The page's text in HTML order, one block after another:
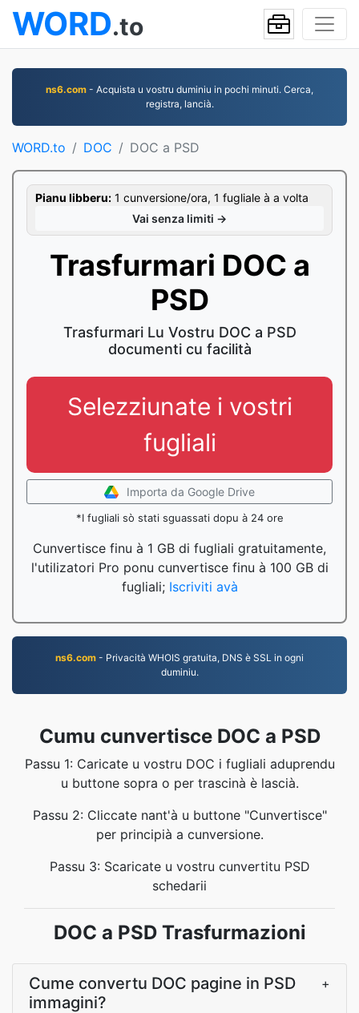
WORD.to
ns6.com - Acquista u vostru duminiu in pochi minuti. Cerca,
registra, lancià.
WORD.to DOC DOC a PSD
Pianu libberu: 1 cunversione/ora, 1 fugliale à a volta
Vai senza limiti →
Trasfurmari DOC a
PSD
Trasfurmari Lu Vostru DOC a PSD
documenti cu facilità
Selezziunate i vostri
fugliali
Importa da Google Drive
*I fugliali sò stati sguassati dopu à 24 ore
Cunvertisce finu à 1 GB di fugliali gratuitamente,
l'utilizatori Pro ponu cunvertisce finu à 100 GB di
fugliali; Iscriviti avà
ns6.com - Privacità WHOIS gratuita, DNS è SSL in ogni
duminiu.
Cumu cunvertisce DOC a PSD
Passu 1: Caricate u vostru DOC i fugliali aduprendu
u buttone sopra o per trascinà è lascià.
Passu 2: Cliccate nant'à u buttone "Cunvertisce"
per principià a cunversione.
Passu 3: Scaricate u vostru cunvertitu PSD
schedarii
DOC a PSD Trasfurmazioni
Cume convertu DOC pagine in PSD
immagini?
+